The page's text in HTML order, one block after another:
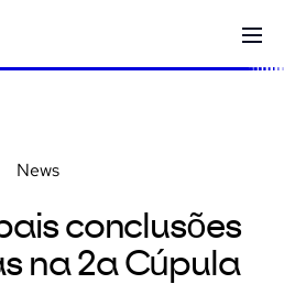
News
conclusões
na 2a Cúpula